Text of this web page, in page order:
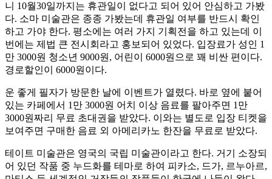
니 10월30일까지는 휴관일이 없다고 되어 있어 안심하고 가봤
다. 소마 미술관은 종종 가봤는데 휴관일 여부를 반드시 확인
하고 가야 한다. 평소에는 여러 가지 기획전을 하고 있는데 이
번에는 제법 큰 전시회라고 홍보되어 있었다. 입장료가 성인 1
만 3000원 청소년 9000원, 어린이 6000원으로 꽤 비싼 편이다.
경로할인이 6000원이다.
운 좋게 필자가 방문한 날에 이벤트가 열렸다. 바로 옆에 붙어
있는 카페에서 1만 3000원 어치 이상 음료를 팔아주면 1만
3000원짜리 무료 초대권을 받았다. 이와는 별도로 입장 티켓을
보여주면 구매한 음료 외 아메리카노 한잔을 무료로 받았다.
테이트 미술관은 영국의 국립 미술관이라고 한다. 거기 소장되
어 있던 작품 중 누드화를 테마로 하여 피카소, 드가, 르누아르,